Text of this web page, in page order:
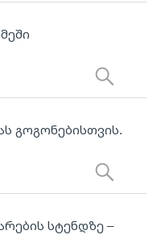
გოგონებისთვის.
სტენდზე –